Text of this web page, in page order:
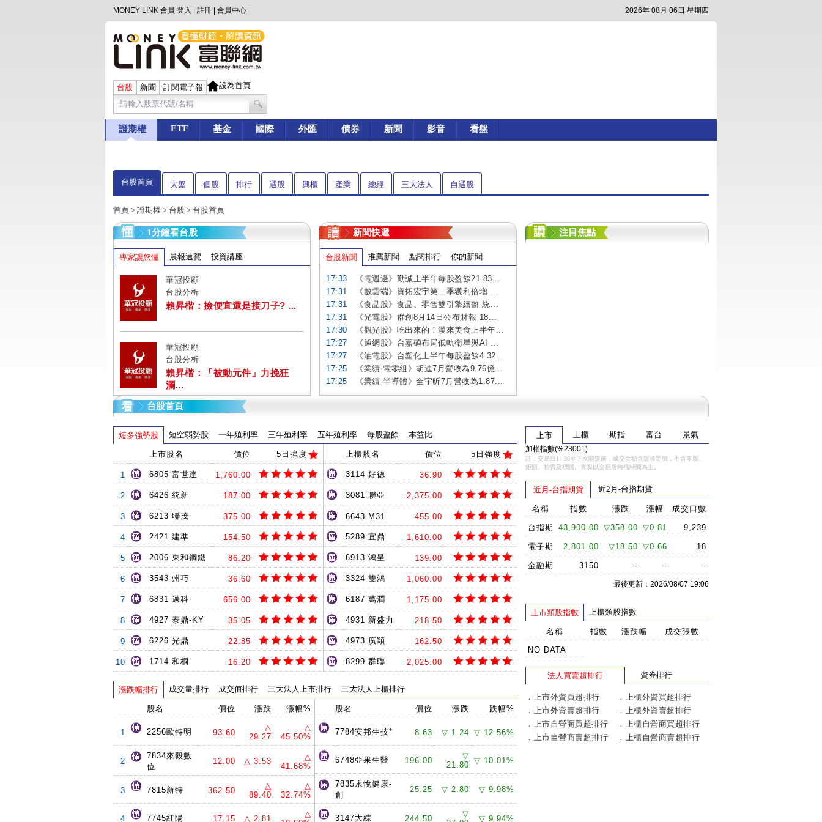
MONEY LINK 會員 登入 註冊 會員中心 2026年 08月 06日 星期四
台股 新聞 訂閱電子報 設為首頁
證期權 ETF 基金 國際 外匯 債券 新聞 影音 看盤
台股首頁 大盤 個股 排行 選股 興櫃 產業 總經 三大法人 自選股
首頁 > 證期權 > 台股 > 台股首頁
1分鐘看台股
專家讓您懂 晨報速覽 投資講座
華冠投顧
台股分析
賴昇楷：撿便宜還是接刀子? ...
華冠投顧
台股分析
賴昇楷：「被動元件」力挽狂
瀾...
新聞快遞
台股新聞 推薦新聞 點閱排行 你的新聞
17:33
《電週邊》勤誠上半年每股盈餘21.83...
17:31
《數雲端》資拓宏宇第二季獲利倍增 ...
17:31
《食品股》食品、零售雙引擎續熱 統...
17:31
《光電股》群創8月14日公布財報 18...
17:30
《觀光股》吃出來的！漢來美食上半年...
17:27
《通網股》台嘉碩布局低軌衛星與AI ...
17:27
《油電股》台塑化上半年每股盈餘4.32...
17:25
《業績-電零組》胡連7月營收為9.76億...
17:25
《業績-半導體》全宇昕7月營收為1.87...
注目焦點
台股首頁
短多強勢股 短空弱勢股 一年殖利率 三年殖利率 五年殖利率 每股盈餘 本益比
上市股名 價位 5日強度
1 6805 富世達 1,760.00
2 6426 統新 187.00
3 6213 聯茂 375.00
4 2421 建準 154.50
5 2006 東和鋼鐵 86.20
6 3543 州巧 36.60
7 6831 邁科 656.00
8 4927 泰鼎-KY 35.05
9 6226 光鼎 22.85
10 1714 和桐 16.20
上櫃股名 價位 5日強度
3114 好德 36.90
3081 聯亞 2,375.00
6643 M31 455.00
5289 宜鼎 1,610.00
6913 鴻呈 139.00
3324 雙鴻 1,060.00
6187 萬潤 1,175.00
4931 新盛力 218.50
4973 廣穎 162.50
8299 群聯 2,025.00
漲跌幅排行 成交量排行 成交值排行 三大法人上市排行 三大法人上櫃排行
股名 價位 漲跌 漲幅%
1 2256歐特明 93.60
△
29.27
△
45.50%
2
7834來毅數
位
12.00 △ 3.53
△
41.68%
3 7815新特 362.50
△
89.40
△
32.74%
4 7745紅陽 17.15 △ 2.81
△
股名 價位 漲跌 跌幅%
7784安邦生技* 8.63 ▽ 1.24 ▽ 12.56%
6748亞果生醫 196.00
▽
21.80 ▽ 10.01%
7835永悅健康-
創
25.25 ▽ 2.80 ▽ 9.98%
3147大綜 244.50
▽
▽ 9.94%
上市 上櫃 期指 富台 景氣
加權指數(%23001)
註：交易日14:30至下次開盤前，成交金額含盤後定價，不含零股、
鉅額、拍賣及標購。實際以交易所轉檔時間為主。
近月-台指期貨 近2月-台指期貨
名稱 指數 漲跌 漲幅 成交口數
台指期 43,900.00 ▽358.00 ▽0.81 9,239
電子期 2,801.00 ▽18.50 ▽0.66 18
金融期 3150 -- -- --
最後更新：2026/08/07 19:06
上市類股指數 上櫃類股指數
名稱 指數 漲跌幅
成交張數
NO DATA
法人買賣超排行 資券排行
． 上市外資買超排行
． 上市外資賣超排行
． 上市自營商買超排行
． 上市自營商賣超排行
． 上櫃外資買超排行
． 上櫃外資賣超排行
． 上櫃自營商買超排行
． 上櫃自營商賣超排行